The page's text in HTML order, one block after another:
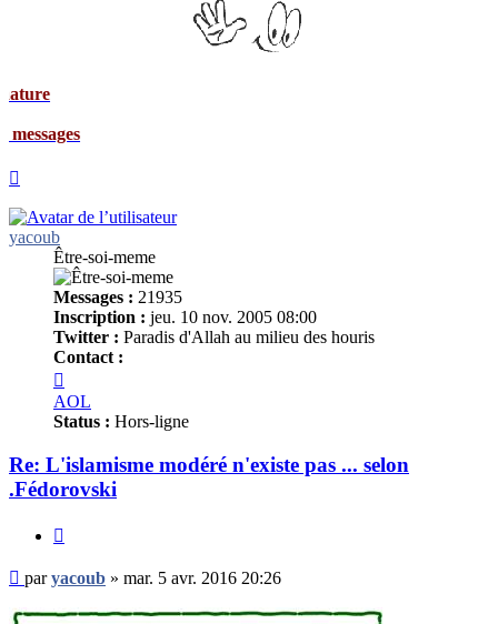
yacoub
Être-soi-meme
Messages : 21935
Inscription : jeu. 10 nov. 2005 08:00
Twitter : Paradis d'Allah au milieu des houris
Contact :
yacoub
AOL
Status : Hors-ligne
Re: L'islamisme modéré n'existe pas ... selon
.Fédorovski
Message
non
lu
paryacoub » mar. 5 avr. 2016 20:26